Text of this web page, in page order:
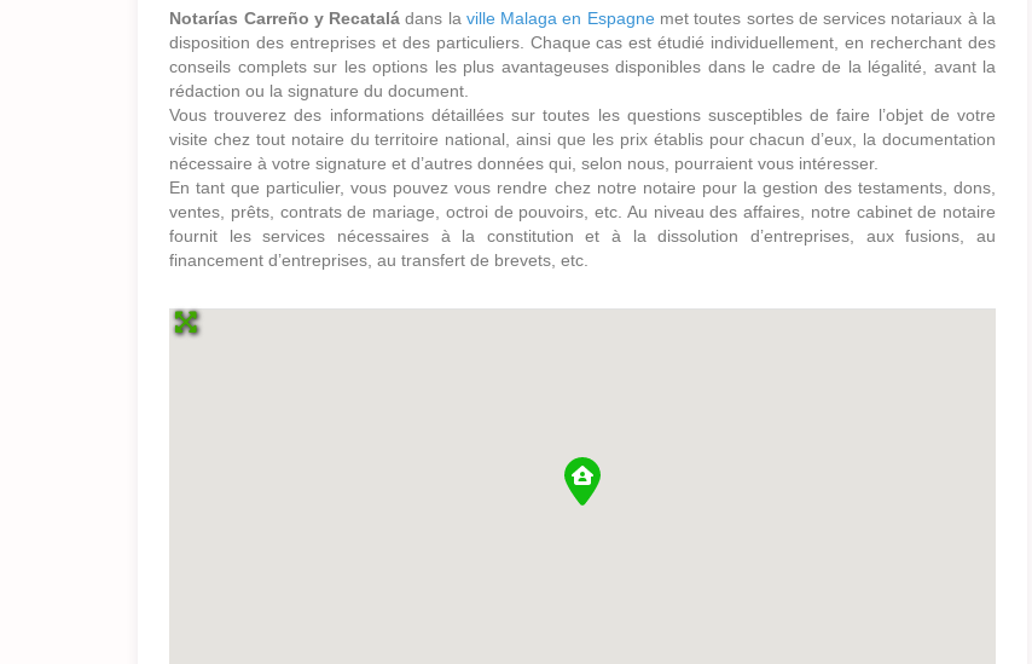
Notarías Carreño y Recatalá dans la ville Malaga en Espagnemet toutes sortes de services notariaux à la
disposition des entreprises et des particuliers. Chaque cas est étudié individuellement, en recherchant des
conseils complets sur les options les plus avantageuses disponibles dans le cadre de la légalité, avant la
rédaction ou la signature du document.
Vous trouverez des informations détaillées sur toutes les questions susceptibles de faire l’objet de votre
visite chez tout notaire du territoire national, ainsi que les prix établis pour chacun d’eux, la documentation
nécessaire à votre signature et d’autres données qui, selon nous, pourraient vous intéresser.
En tant que particulier, vous pouvez vous rendre chez notre notaire pour la gestion des testaments, dons,
ventes, prêts, contrats de mariage, octroi de pouvoirs, etc. Au niveau des affaires, notre cabinet de notaire
fournit les services nécessaires à la constitution et à la dissolution d’entreprises, aux fusions, au
financement d’entreprises, au transfert de brevets, etc.